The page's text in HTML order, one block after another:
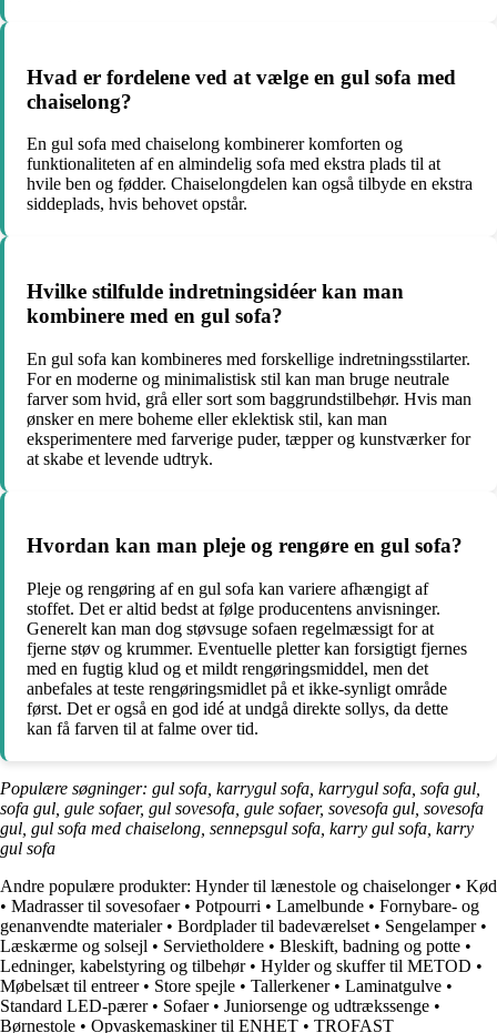
Hvad er fordelene ved at vælge en gul sofa med
chaiselong?
En gul sofa med chaiselong kombinerer komforten og
funktionaliteten af en almindelig sofa med ekstra plads til at
hvile ben og fødder. Chaiselongdelen kan også tilbyde en ekstra
siddeplads, hvis behovet opstår.
Hvilke stilfulde indretningsidéer kan man
kombinere med en gul sofa?
En gul sofa kan kombineres med forskellige indretningsstilarter.
For en moderne og minimalistisk stil kan man bruge neutrale
farver som hvid, grå eller sort som baggrundstilbehør. Hvis man
ønsker en mere boheme eller eklektisk stil, kan man
eksperimentere med farverige puder, tæpper og kunstværker for
at skabe et levende udtryk.
Hvordan kan man pleje og rengøre en gul sofa?
Pleje og rengøring af en gul sofa kan variere afhængigt af
stoffet. Det er altid bedst at følge producentens anvisninger.
Generelt kan man dog støvsuge sofaen regelmæssigt for at
fjerne støv og krummer. Eventuelle pletter kan forsigtigt fjernes
med en fugtig klud og et mildt rengøringsmiddel, men det
anbefales at teste rengøringsmidlet på et ikke-synligt område
først. Det er også en god idé at undgå direkte sollys, da dette
kan få farven til at falme over tid.
Populære søgninger: gul sofa, karrygul sofa, karrygul sofa, sofa gul,
sofa gul, gule sofaer, gul sovesofa, gule sofaer, sovesofa gul, sovesofa
gul, gul sofa med chaiselong, sennepsgul sofa, karry gul sofa, karry
gul sofa
Andre populære produkter: Hynder til lænestole og chaiselonger• Kød
• Madrasser til sovesofaer• Potpourri • Lamelbunde • Fornybare- og
genanvendte materialer• Bordplader til badeværelset • Sengelamper•
Læskærme og solsejl • Servietholdere • Bleskift, badning og potte •
Ledninger, kabelstyring og tilbehør• Hylder og skuffer til METOD •
Møbelsæt til entreer• Store spejle • Tallerkener• Laminatgulve •
Standard LED-pærer• Sofaer• Juniorsenge og udtrækssenge •
Børnestole • Opvaskemaskiner til ENHET • TROFAST